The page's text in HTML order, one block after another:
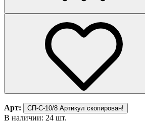
Арт: СП-С-10/8 Артикул скопирован!
В наличии: 24 шт.